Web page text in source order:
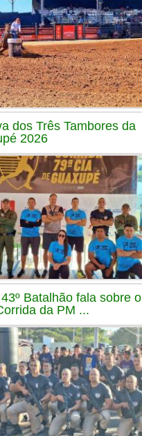
dos Três Tambores da
2026
Batalhão fala sobre o
da PM ...